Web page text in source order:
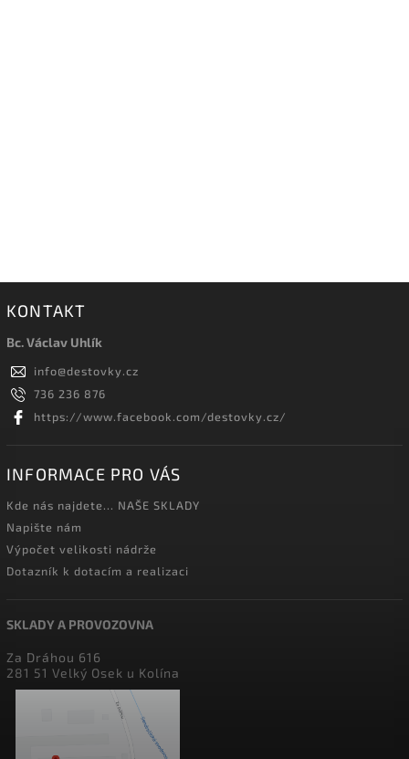
KONTAKT
Bc. Václav Uhlík
info@destovky.cz
736 236 876
https://www.facebook.com/destovky.cz/
INFORMACE PRO VÁS
Kde nás najdete... NAŠE SKLADY
Napište nám
Výpočet velikosti nádrže
Dotazník k dotacím a realizaci
SKLADY A PROVOZOVNA
Za Dráhou 616
281 51 Velký Osek u Kolína